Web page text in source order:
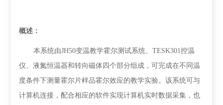
概述：
本系统由JH50变温教学霍尔测试系统、TESK301控温
仪、液氮恒温器和转向磁体四个部分组成，可完成在不同温
度条件下测量霍尔片样品霍尔效应的教学实验。该系统可与
计算机连接，配合相应的软件实现计算机实时数据采集，也